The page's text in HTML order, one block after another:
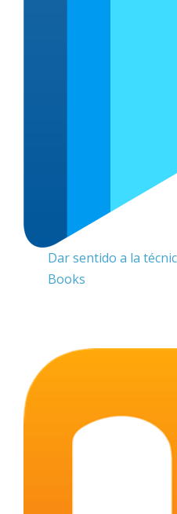
Dar sentido a la
Books